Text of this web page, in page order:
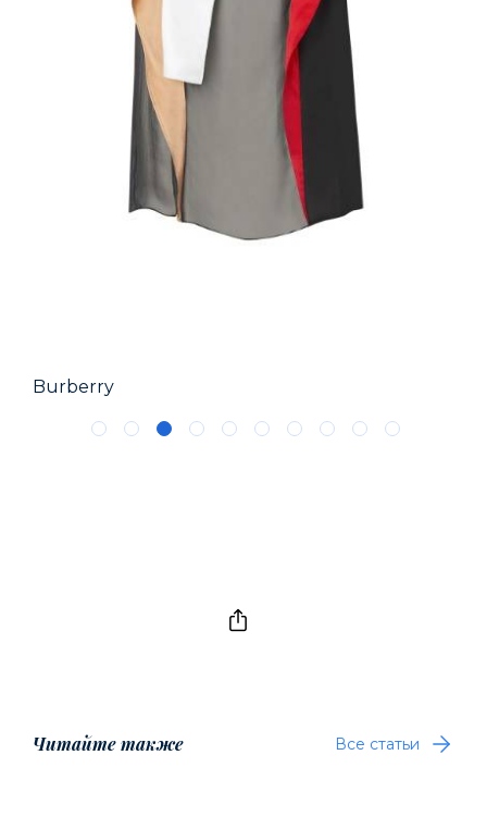
Burberry
Читайте также Все статьи